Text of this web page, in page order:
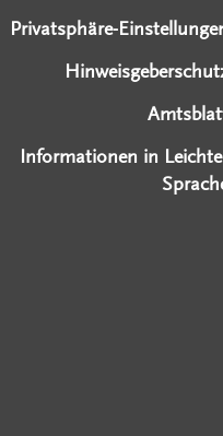
Privatsphäre-
Informationen in